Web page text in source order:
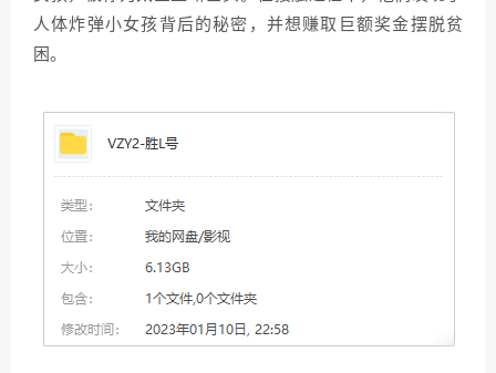
人体炸弹小女孩背后的秘密，并想赚取巨额奖金摆脱贫
困。